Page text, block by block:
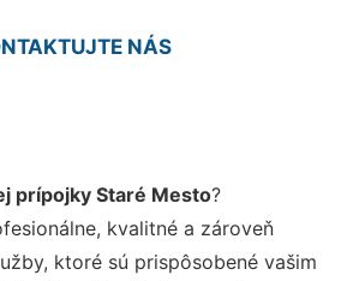
NÁS
prípojky Staré Mesto?
kvalitné a zároveň
ktoré sú prispôsobené vašim